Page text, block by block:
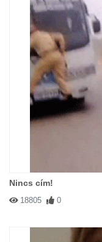
Nincs cím!
18805 0